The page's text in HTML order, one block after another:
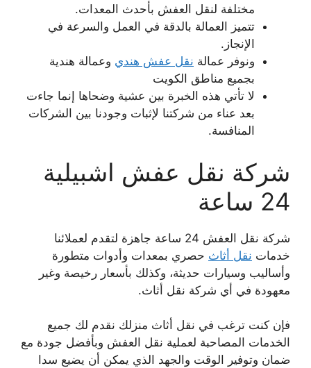
مختلفة لنقل العفش بأحدث المعدات.
تتميز العمالة بالدقة في العمل والسرعة في
الإنجاز.
ونوفر عمالة نقل عفش هندي وعمالة هندية
بجميع مناطق الكويت
لا تأتي هذه الخبرة بين عشية وضحاها إنما جاءت
بعد عناء من شركتنا لإثبات وجودنا بين الشركات
المنافسة.
شركة نقل عفش اشبيلية
24 ساعة
شركة نقل العفش 24 ساعة جاهزة لتقدم لعملائنا
خدمات نقل أثاث حصري بمعدات وأدوات متطورة
وأساليب وسيارات حديثة، وكذلك بأسعار رخيصة وغير
معهودة في أي شركة نقل أثاث.
فإن كنت ترغب في نقل أثاث منزلك نقدم لك جميع
الخدمات المصاحبة لعملية نقل العفش وبأفضل جودة مع
ضمان وتوفير الوقت والجهد الذي يمكن أن يضيع سدا